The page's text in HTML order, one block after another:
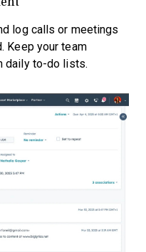
log calls or meetings
Keep your team
daily to-do lists.